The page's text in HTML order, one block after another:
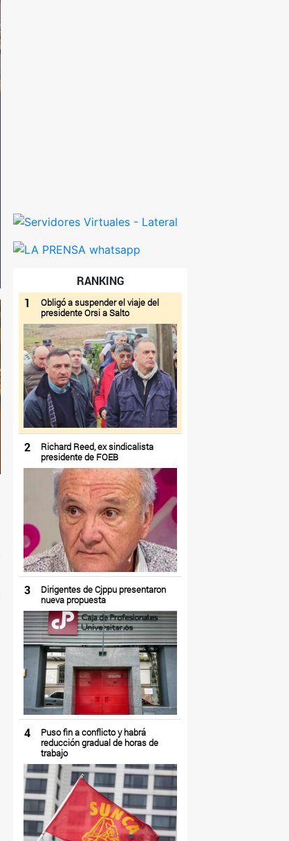
RANKING
1
Obligó a suspender el viaje del
presidente Orsi a Salto
2
Richard Reed, ex sindicalista
presidente de FOEB
3
Dirigentes de Cjppu presentaron
nueva propuesta
4
Puso fin a conflicto y habrá
reducción gradual de horas de
trabajo